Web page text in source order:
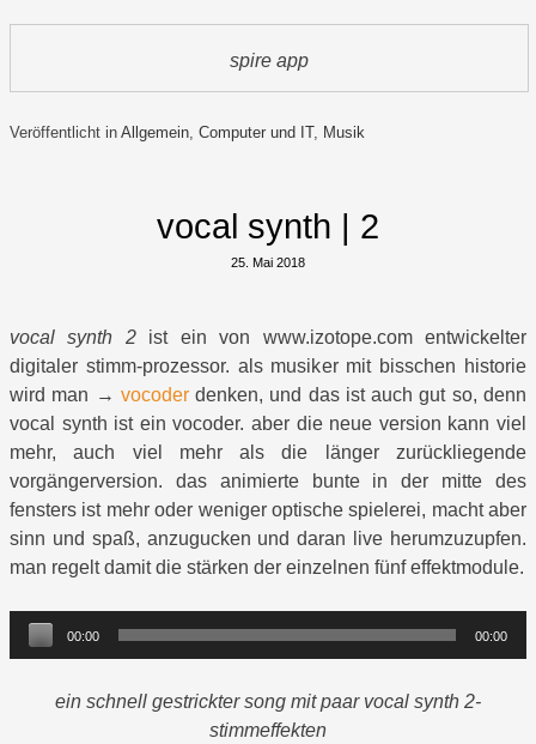
spire app
Veröffentlicht in Allgemein Computer und IT, Musik
vocal synth | 2
25. Mai 2018
vocal synth 2ist ein von www.izotope.com entwickelter
digitaler stimm-prozessor. als musiker mit bisschen historie
wird man → vocoderdenken, und das ist auch gut so, denn
vocal synth ist ein vocoder. aber die neue version kann viel
mehr, auch viel mehr als die länger zurückliegende
vorgängerversion. das animierte bunte in der mitte des
fensters ist mehr oder weniger optische spielerei, macht aber
sinn und spaß, anzugucken und daran live herumzuzupfen.
man regelt damit die stärken der einzelnen fünf effektmodule.
Audio-
Player
00:00 00:00
ein schnell gestrickter song mit paar vocal synth 2-
stimmeffekten